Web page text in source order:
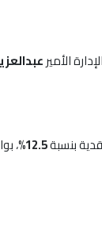
الأمير
بنسبة12.5% ،